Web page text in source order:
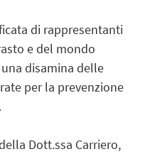
di rappresentanti
e del mondo
disamina delle
per la prevenzione
Dott.ssa Carriero,